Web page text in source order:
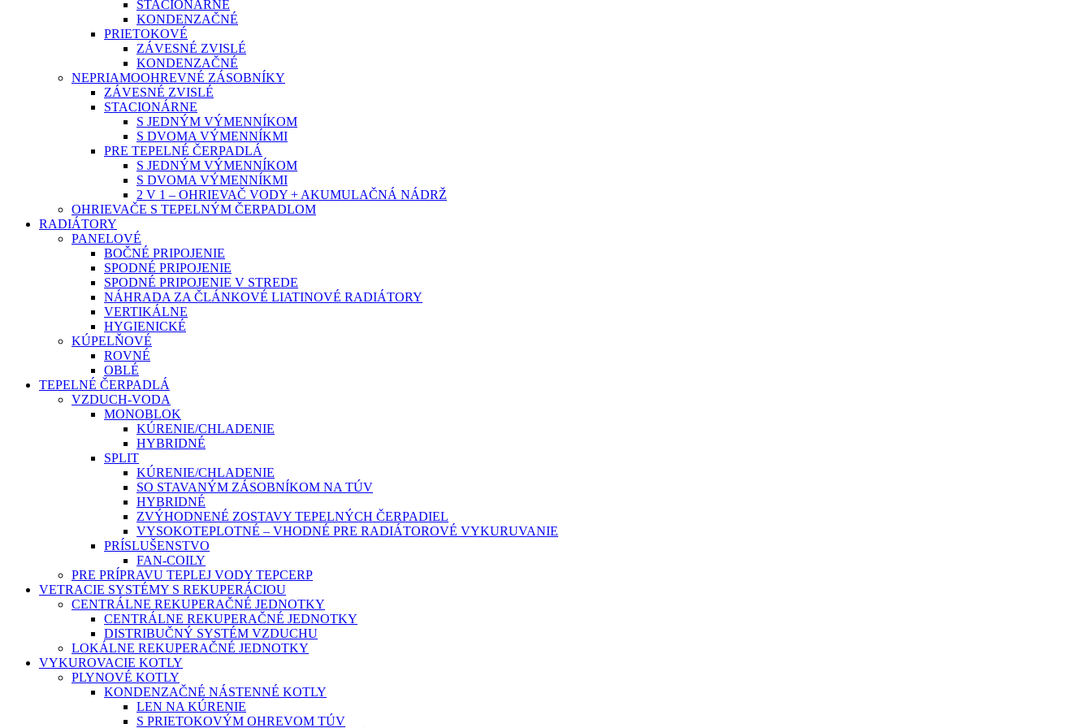
STACIONÁRNE
KONDENZAČNÉ
PRIETOKOVÉ
ZÁVESNÉ ZVISLÉ
KONDENZAČNÉ
NEPRIAMOOHREVNÉ ZÁSOBNÍKY
ZÁVESNÉ ZVISLÉ
STACIONÁRNE
S JEDNÝM VÝMENNÍKOM
S DVOMA VÝMENNÍKMI
PRE TEPELNÉ ČERPADLÁ
S JEDNÝM VÝMENNÍKOM
S DVOMA VÝMENNÍKMI
2 V 1 – OHRIEVAČ VODY + AKUMULAČNÁ NÁDRŽ
OHRIEVAČE S TEPELNÝM ČERPADLOM
RADIÁTORY
PANELOVÉ
BOČNÉ PRIPOJENIE
SPODNÉ PRIPOJENIE
SPODNÉ PRIPOJENIE V STREDE
NÁHRADA ZA ČLÁNKOVÉ LIATINOVÉ RADIÁTORY
VERTIKÁLNE
HYGIENICKÉ
KÚPELŇOVÉ
ROVNÉ
OBLÉ
TEPELNÉ ČERPADLÁ
VZDUCH-VODA
MONOBLOK
KÚRENIE/CHLADENIE
HYBRIDNÉ
SPLIT
KÚRENIE/CHLADENIE
SO STAVANÝM ZÁSOBNÍKOM NA TÚV
HYBRIDNÉ
ZVÝHODNENÉ ZOSTAVY TEPELNÝCH ČERPADIEL
VYSOKOTEPLOTNÉ – VHODNÉ PRE RADIÁTOROVÉ VYKURUVANIE
PRÍSLUŠENSTVO
FAN-COILY
PRE PRÍPRAVU TEPLEJ VODY TEPCERP
VETRACIE SYSTÉMY S REKUPERÁCIOU
CENTRÁLNE REKUPERAČNÉ JEDNOTKY
CENTRÁLNE REKUPERAČNÉ JEDNOTKY
DISTRIBUČNÝ SYSTÉM VZDUCHU
LOKÁLNE REKUPERAČNÉ JEDNOTKY
VYKUROVACIE KOTLY
PLYNOVÉ KOTLY
KONDENZAČNÉ NÁSTENNÉ KOTLY
LEN NA KÚRENIE
S PRIETOKOVÝM OHREVOM TÚV